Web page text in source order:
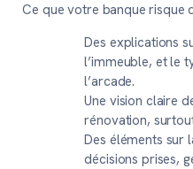
Ce que votre banque risque
Des explications
l’immeuble, et le
l’arcade.
Une vision claire
rénovation,
Des éléments sur
décisions prises,